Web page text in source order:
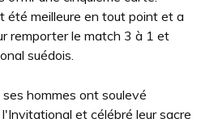
été meilleure en tout point et a
remporter le match 3 à 1 et
suédois.
hommes ont soulevé
et célébré leur sacre